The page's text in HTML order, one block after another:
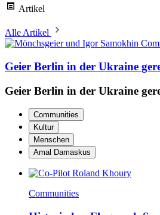
Artikel
Alle Artikel
Geier Berlin in der Ukraine
Geier Berlin in der Ukraine
Communities
Kultur
Menschen
Amal Damaskus
Communities